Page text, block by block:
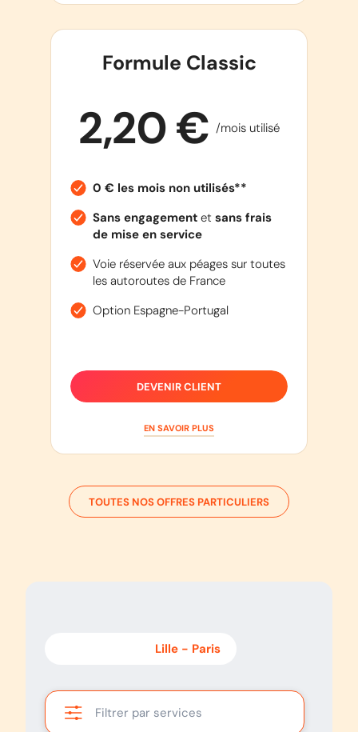
Formule Classic
2,20 € /mois utilisé
0 € les mois non utilisés**
Sans engagementet sans frais
de mise en service
Voie réservée aux péages sur toutes
les autoroutes de France
Option Espagne-Portugal
DEVENIR CLIENT
EN SAVOIR PLUS
TOUTES NOS OFFRES PARTICULIERS
Lille - Paris
Filtrer par services